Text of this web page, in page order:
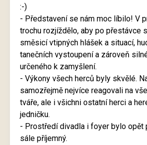
:-)
- Představení se nám moc líbilo! V
trochu rozjíždělo, aby po přestávce
směsicí vtipných hlášek a situací,
tanečních vystoupení a zároveň
určeného k zamyšlení.
- Výkony všech herců byly skvělé.
samozřejmě nejvíce reagovali na
tváře, ale i všichni ostatní herci a
jedničku.
- Prostředí divadla i foyer bylo opět
sále příjemný.